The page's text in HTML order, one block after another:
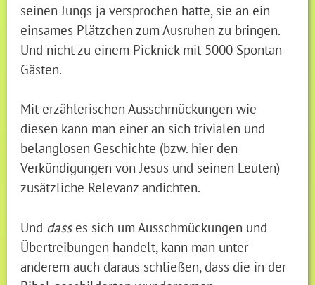
seinen Jungs ja versprochen hatte, sie an ein
einsames Plätzchen zum Ausruhen zu bringen.
Und nicht zu einem Picknick mit 5000 Spontan-
Gästen.
Mit erzählerischen Ausschmückungen wie
diesen kann man einer an sich trivialen und
belanglosen Geschichte (bzw. hier den
Verkündigungen von Jesus und seinen Leuten)
zusätzliche Relevanz andichten.
Und dasses sich um Ausschmückungen und
Übertreibungen handelt, kann man unter
anderem auch daraus schließen, dass die in der